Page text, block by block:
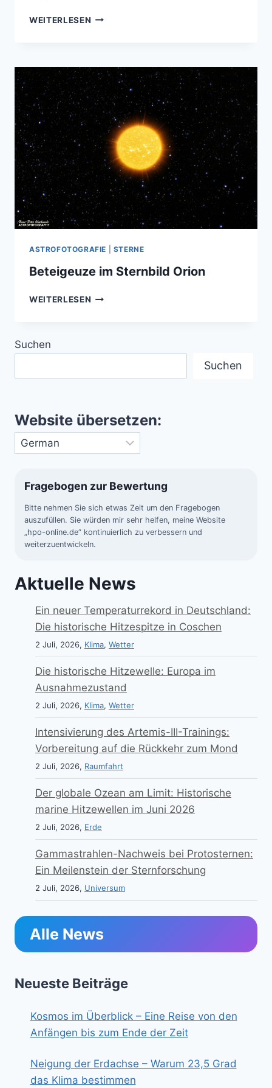
WEITERLESEN BETEIGEUZE
–
BLAUER
STERN
IM
SCHATTEN
EINES
GIGANTEN
ASTROFOTOGRAFIE STERNE
Beteigeuze im Sternbild Orion
WEITERLESEN BETEIGEUZE
Suchen
Suchen
Website übersetzen:
Fragebogen zur Bewertung
Bitte nehmen Sie sich etwas Zeit um den Fragebogen
auszufüllen. Sie würden mir sehr helfen, meine Website
„hpo-online.de“ kontinuierlich zu verbessern und
weiterzuentwickeln.
Aktuelle News
Ein neuer Temperaturrekord in Deutschland:
Die historische Hitzespitze in Coschen
2 Juli, 2026, Klima, Wetter
Die historische Hitzewelle: Europa im
Ausnahmezustand
2 Juli, 2026, Klima, Wetter
Intensivierung des Artemis-III-Trainings:
Vorbereitung auf die Rückkehr zum Mond
2 Juli, 2026, Raumfahrt
Der globale Ozean am Limit: Historische
marine Hitzewellen im Juni 2026
2 Juli, 2026, Erde
Gammastrahlen-Nachweis bei Protosternen:
Ein Meilenstein der Sternforschung
2 Juli, 2026, Universum
Alle News
Neueste Beiträge
Kosmos im Überblick – Eine Reise von den
Anfängen bis zum Ende der Zeit
Neigung der Erdachse – Warum 23,5 Grad
das Klima bestimmen